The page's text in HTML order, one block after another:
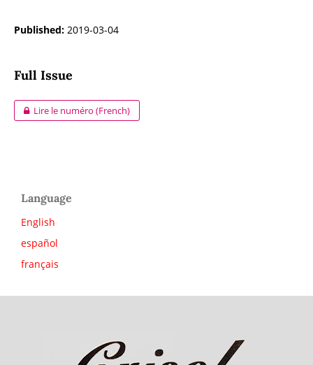
Published: 2019-03-04
Full Issue
Lire le numéro (French)
Language
English
español
français